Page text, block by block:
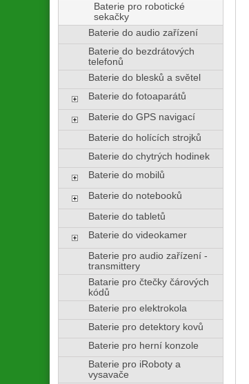
Baterie pro robotické
sekačky
Baterie do audio zařízení
Baterie do bezdrátových
telefonů
Baterie do blesků a světel
Baterie do fotoaparátů
Baterie do GPS navigací
Baterie do holících strojků
Baterie do chytrých hodinek
Baterie do mobilů
Baterie do notebooků
Baterie do tabletů
Baterie do videokamer
Baterie pro audio zařízení -
transmittery
Batarie pro čtečky čárových
kódů
Baterie pro elektrokola
Baterie pro detektory kovů
Baterie pro herní konzole
Baterie pro iRoboty a
vysavače